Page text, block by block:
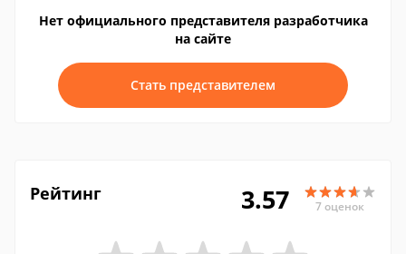
Нет официального представителя разработчика
на сайте
Стать представителем
Рейтинг 3.57 7 оценок